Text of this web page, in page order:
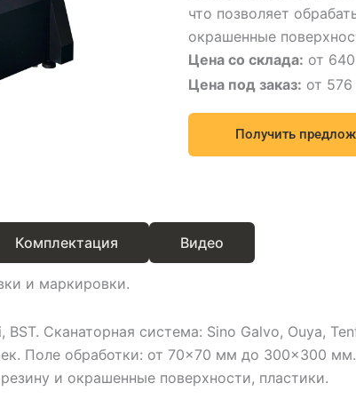
что позволяет
окрашенные
Цена со склада: от
Цена под заказ: от
Получить
Комплектация Видео
и маркировки.
Сканаторная система: Sino Galvo, Ouya,
Поле обработки: от 70×70 мм до 300×300
и окрашенные поверхности, пластики.